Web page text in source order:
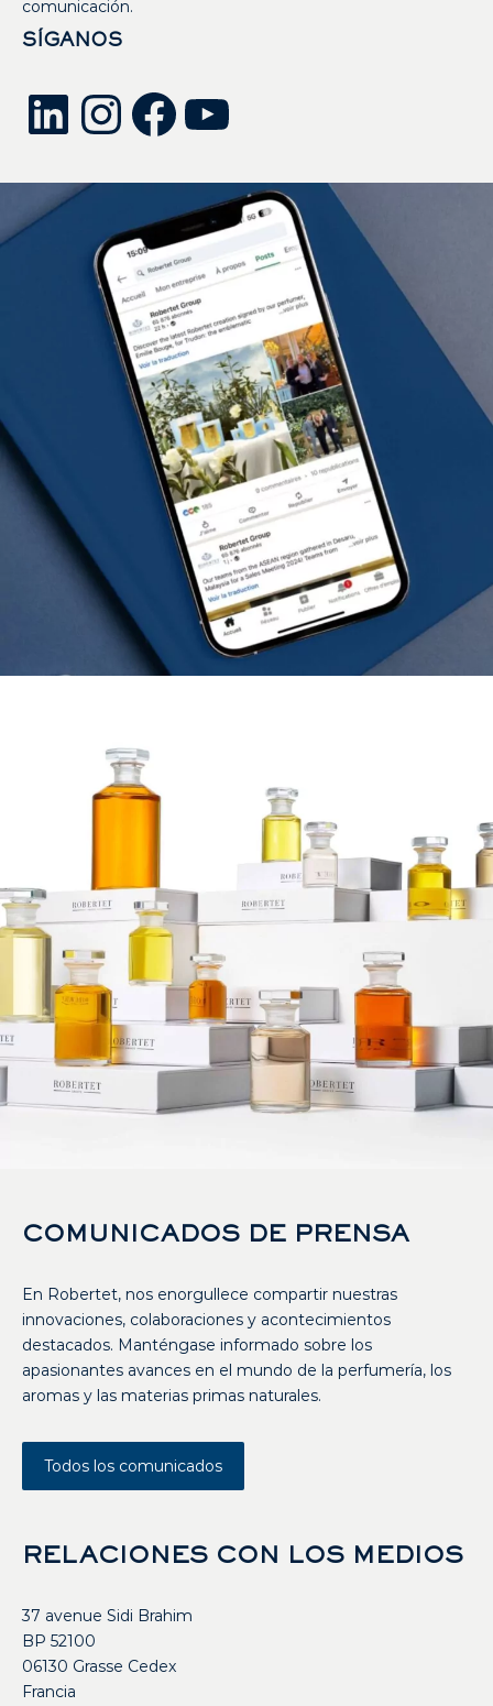
comunicación.
SÍGANOS
LinkedIn
Instagram
Facebook
YouTube
COMUNICADOS DE PRENSA
En Robertet, nos enorgullece compartir nuestras
innovaciones, colaboraciones y acontecimientos
destacados. Manténgase informado sobre los
apasionantes avances en el mundo de la perfumería, los
aromas y las materias primas naturales.
Todos los comunicados
RELACIONES CON LOS MEDIOS
37 avenue Sidi Brahim
BP 52100
06130 Grasse Cedex
Francia